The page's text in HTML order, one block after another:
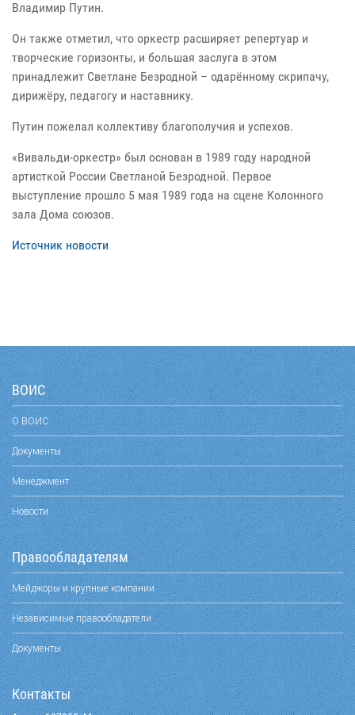
Владимир Путин.
Он также отметил, что оркестр расширяет репертуар и
творческие горизонты, и большая заслуга в этом
принадлежит Светлане Безродной – одарённому скрипачу,
дирижёру, педагогу и наставнику.
Путин пожелал коллективу благополучия и успехов.
«Вивальди-оркестр» был основан в 1989 году народной
артисткой России Светланой Безродной. Первое
выступление прошло 5 мая 1989 года на сцене Колонного
зала Дома союзов.
Источник новости
ВОИС
О ВОИС
Документы
Менеджмент
Новости
Правообладателям
Мейджоры и крупные компании
Независимые правообладатели
Документы
Контакты